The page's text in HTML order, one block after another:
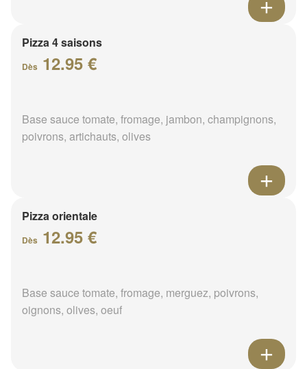
Pizza 4 saisons
Dès 12.95 €
Base sauce tomate, fromage, jambon, champignons,
poivrons, artichauts, olives
Pizza orientale
Dès 12.95 €
Base sauce tomate, fromage, merguez, poivrons,
oignons, olives, oeuf